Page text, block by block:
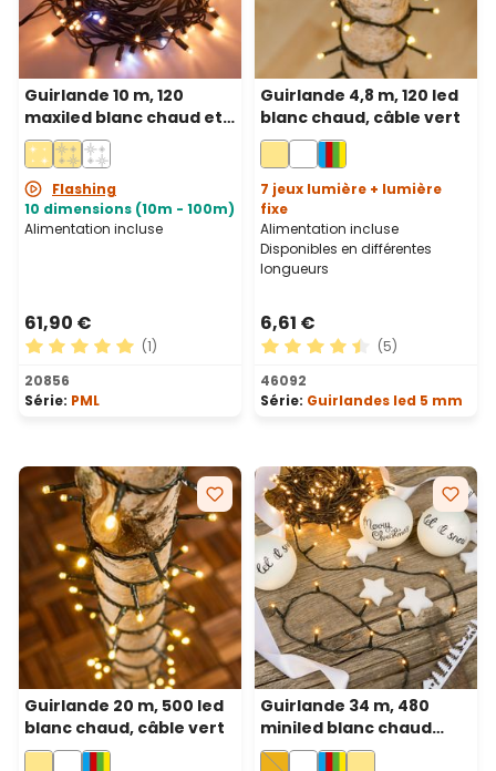
Guirlande 10 m, 120
maxiled blanc chaud et
blanc froid, câble vert,
prolongeable, IP67
Flashing
10 dimensions (10m - 100m)
Alimentation incluse
61,90 €
Note moyenne de 5 sur 5 étoiles
(1)
20856
Série: PML
Guirlande 4,8 m, 120 led
blanc chaud, câble vert
7 jeux lumière + lumière
fixe
Alimentation incluse
Disponibles en différentes
longueurs
6,61 €
Note moyenne de 4.6 sur
(5)
46092
Série: Guirlandes led 5 mm
Guirlande 20 m, 500 led
blanc chaud, câble vert
Guirlande 34 m, 480
miniled blanc chaud
traditionnel, câble vert